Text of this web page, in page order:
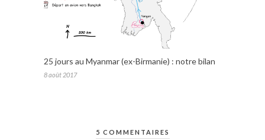
25 jours au Myanmar (ex-Birmanie) : notre bilan
8 août 2017
5 COMMENTAIRES